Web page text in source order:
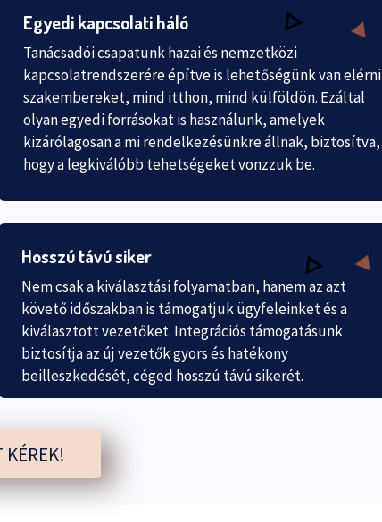
Egyedi kapcsolati háló
Tanácsadói csapatunk hazai és nemzetközi
kapcsolatrendszerére építve is lehetőségünk van elérni
szakembereket, mind itthon, mind külföldön. Ezáltal
olyan egyedi forrásokat is használunk, amelyek
kizárólagosan a mi rendelkezésünkre állnak, biztosítva,
hogy a legkiválóbb tehetségeket vonzzuk be.
Hosszú távú siker
Nem csak a kiválasztási folyamatban, hanem az azt
követő időszakban is támogatjuk ügyfeleinket és a
kiválasztott vezetőket. Integrációs támogatásunk
biztosítja az új vezetők gyors és hatékony
beilleszkedését, céged hosszú távú sikerét.
KÉREK!